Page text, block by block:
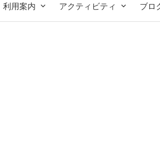
利用案内 アクティビティ ブロ